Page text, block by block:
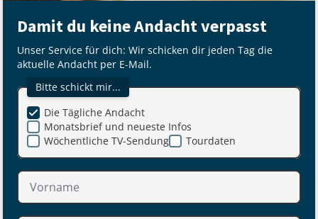
Damit du keine Andacht verpasst
Unser Service für dich: Wir schicken dir jeden Tag die
aktuelle Andacht per E-Mail.
Bitte schickt mir...
Monatsbrief und neueste Infos
Die Tägliche Andacht
Wöchentliche TV-Sendung Tourdaten